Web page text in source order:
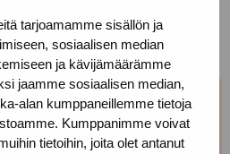
tarjoamamme sisällön ja
sosiaalisen median
ja kävijämäärämme
jaamme sosiaalisen median,
alan kumppaneillemme tietoja
Kumppanimme voivat
tietoihin, joita olet antanut